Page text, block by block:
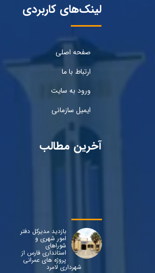
لینک‌های کاربردی
صفحه اصلی
ارتباط با ما
ورود به سایت
ایمیل سازمانی
آخرین مطالب
بازدید مدیرکل دفتر
امور شهری و
شوراهای
استانداری فارس از
پروژه های عمرانی
شهرداری لامرد